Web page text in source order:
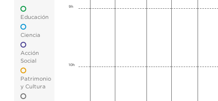
Educación
Ciencia
Acción
Social
Patrimonio
y Cultura
9h
10h